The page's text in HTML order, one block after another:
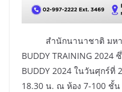
สำนักนานาชาติ มหาวิ
BUDDY TRAINING 2024
BUDDY 2024 ในวันศุกร์ที่
18.30 น. ณ ห้อง 7-100 ชั้